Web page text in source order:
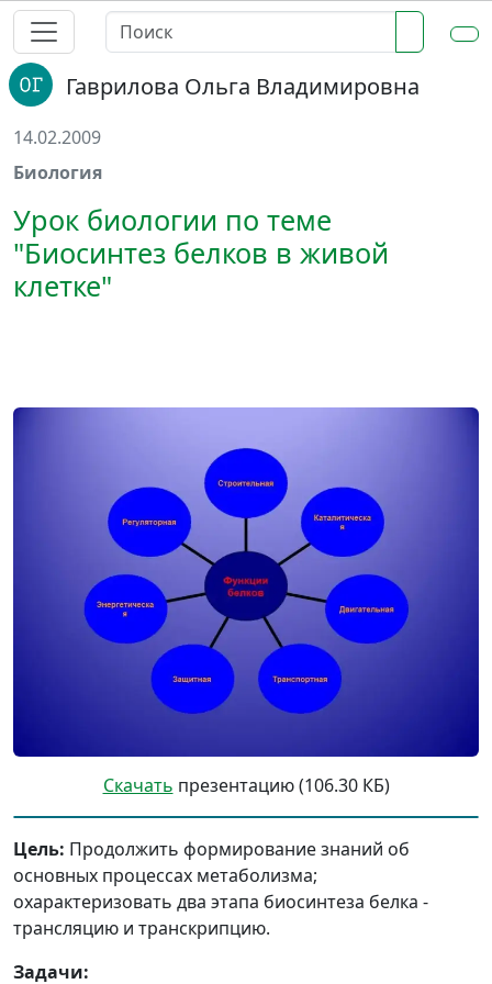
Гаврилова Ольга Владимировна
14.02.2009
Биология
Урок биологии по теме
"Биосинтез белков в живой
клетке"
Скачать презентацию (106.30 КБ)
Цель: Продолжить формирование знаний об
основных процессах метаболизма;
охарактеризовать два этапа биосинтеза белка -
трансляцию и транскрипцию.
Задачи: